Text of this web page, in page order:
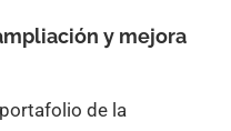
y mejora
de la